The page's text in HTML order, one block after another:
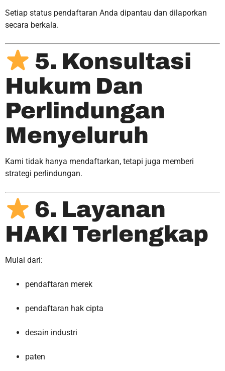
Setiap status pendaftaran Anda dipantau dan dilaporkan
secara berkala.
5. Konsultasi
Hukum Dan
Perlindungan
Menyeluruh
Kami tidak hanya mendaftarkan, tetapi juga memberi
strategi perlindungan.
6. Layanan
HAKI Terlengkap
Mulai dari:
pendaftaran merek
pendaftaran hak cipta
desain industri
paten